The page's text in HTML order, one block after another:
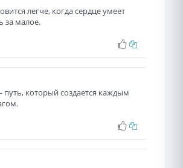
легче, когда сердце умеет
за малое.
который создается каждым